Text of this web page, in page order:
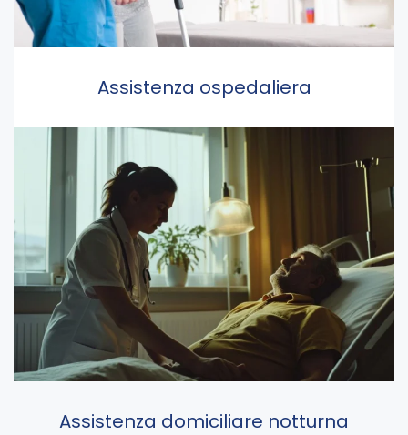
Assistenza ospedaliera
Assistenza domiciliare notturna